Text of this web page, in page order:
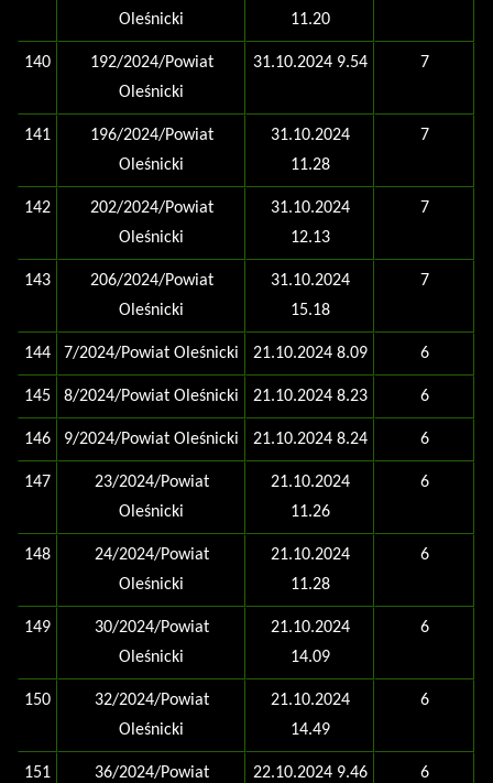
Oleśnicki
11.20
140
192/2024/Powiat
Oleśnicki
31.10.2024 9.54 7
141
196/2024/Powiat
Oleśnicki
31.10.2024
11.28
7
142
202/2024/Powiat
Oleśnicki
31.10.2024
12.13
7
143
206/2024/Powiat
Oleśnicki
31.10.2024
15.18
7
144 7/2024/Powiat Oleśnicki 21.10.2024 8.09 6
145 8/2024/Powiat Oleśnicki 21.10.2024 8.23 6
146 9/2024/Powiat Oleśnicki 21.10.2024 8.24 6
147
23/2024/Powiat
Oleśnicki
21.10.2024
11.26
6
148
24/2024/Powiat
Oleśnicki
21.10.2024
11.28
6
149
30/2024/Powiat
Oleśnicki
21.10.2024
14.09
6
150
32/2024/Powiat
Oleśnicki
21.10.2024
14.49
6
151
36/2024/Powiat
22.10.2024 9.46 6